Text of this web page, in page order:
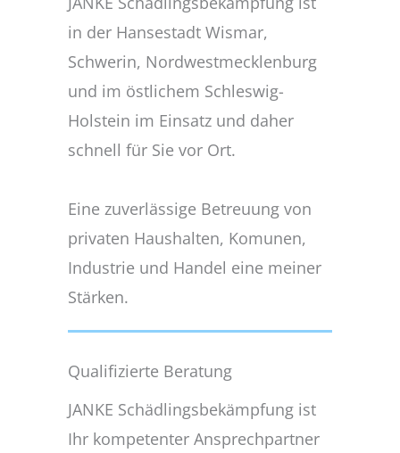
in der Hansestadt Wismar,
Schwerin, Nordwestmecklenburg
und im östlichem Schleswig-
Holstein im Einsatz und daher
schnell für Sie vor Ort.
Eine zuverlässige Betreuung von
privaten Haushalten, Komunen,
Industrie und Handel eine meiner
Stärken.
Qualifizierte Beratung
JANKE Schädlingsbekämpfung ist
Ihr kompetenter Ansprechpartner